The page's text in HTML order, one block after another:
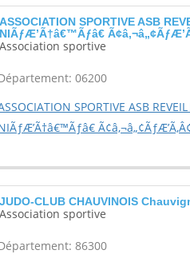
ASSOCIATION SPORTIVE ASB
NIÃƒÆ’Ã†â€™Ãƒâ€
Association sportive
06200
SPORTIVE ASB
JUDO-CLUB CHAUVINOIS
Association sportive
86300